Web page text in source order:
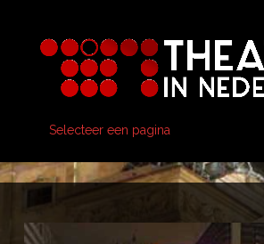
Selecteer een pagina